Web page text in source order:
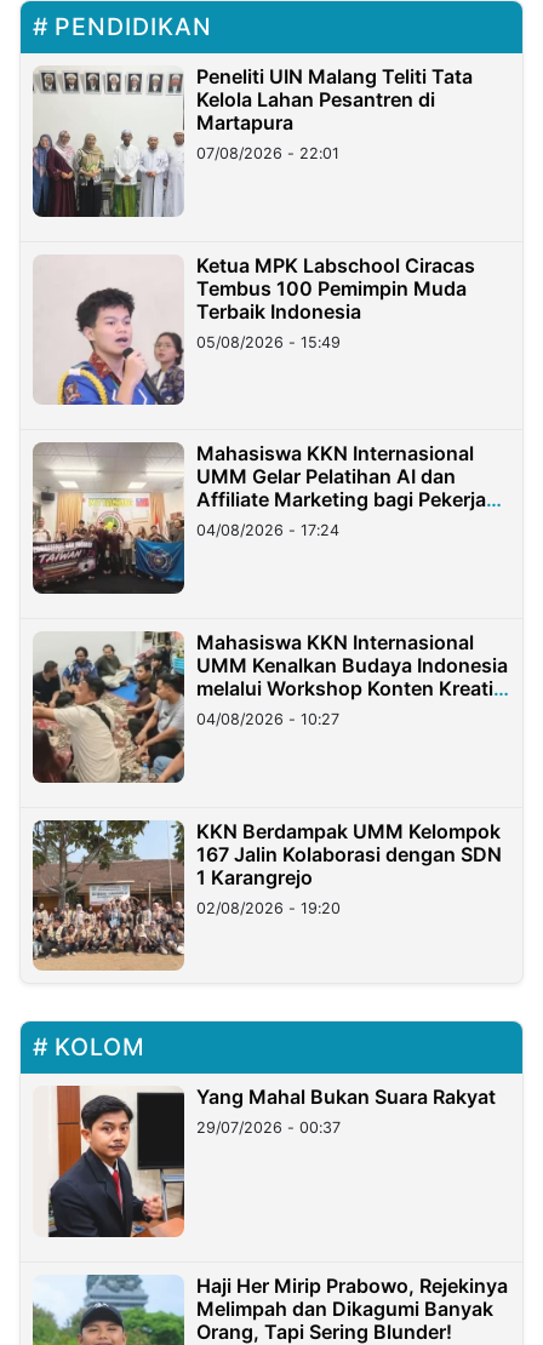
PENDIDIKAN
Peneliti UIN Malang Teliti Tata
Kelola Lahan Pesantren di
Martapura
07/08/2026 - 22:01
Ketua MPK Labschool Ciracas
Tembus 100 Pemimpin Muda
Terbaik Indonesia
05/08/2026 - 15:49
Mahasiswa KKN Internasional
UMM Gelar Pelatihan AI dan
Affiliate Marketing bagi Pekerja
Migran Indonesia di Taiwan
04/08/2026 - 17:24
Mahasiswa KKN Internasional
UMM Kenalkan Budaya Indonesia
melalui Workshop Konten Kreatif
di Taiwan
04/08/2026 - 10:27
KKN Berdampak UMM Kelompok
167 Jalin Kolaborasi dengan SDN
1 Karangrejo
02/08/2026 - 19:20
KOLOM
Yang Mahal Bukan Suara Rakyat
29/07/2026 - 00:37
Haji Her Mirip Prabowo, Rejekinya
Melimpah dan Dikagumi Banyak
Orang, Tapi Sering Blunder!